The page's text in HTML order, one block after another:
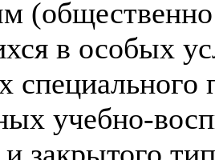
в особых
учебно-